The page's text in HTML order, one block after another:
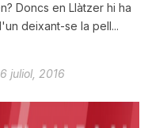
Doncs en Llàtzer hi ha
deixant-se la pell...
juliol, 2016